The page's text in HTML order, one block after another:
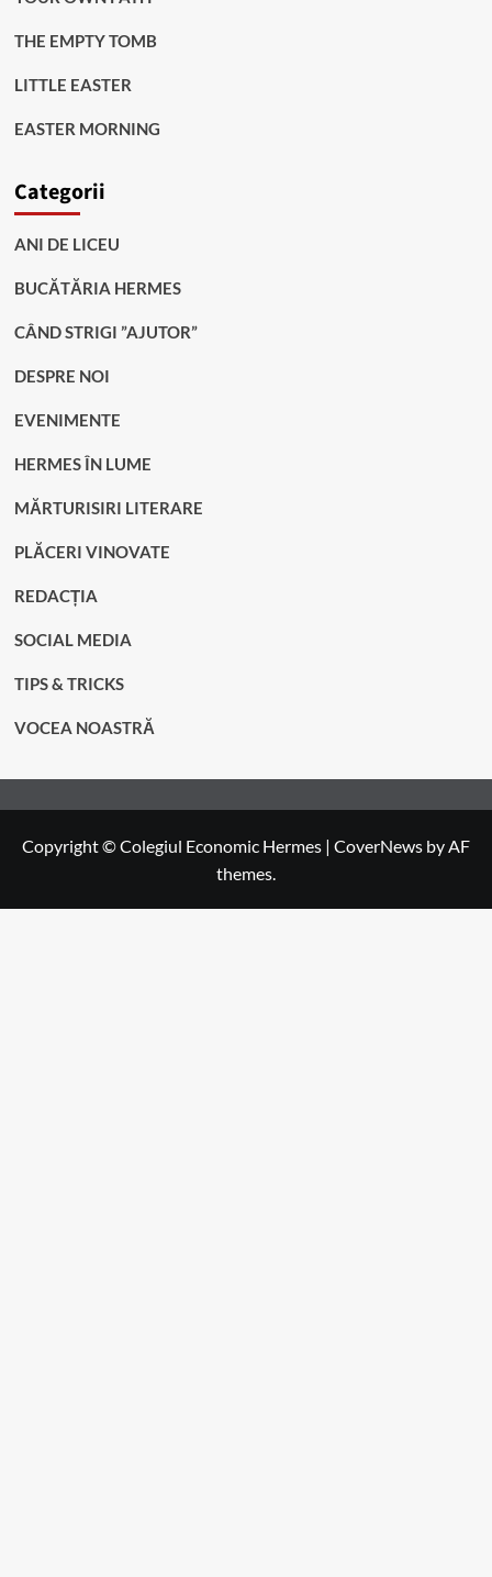
THE EMPTY TOMB
LITTLE EASTER
EASTER MORNING
Categorii
ANI DE LICEU
BUCĂTĂRIA HERMES
CÂND STRIGI ”AJUTOR”
DESPRE NOI
EVENIMENTE
HERMES ÎN LUME
MĂRTURISIRI LITERARE
PLĂCERI VINOVATE
REDACȚIA
SOCIAL MEDIA
TIPS & TRICKS
VOCEA NOASTRĂ
Copyright © Colegiul Economic Hermes | CoverNews by AF
themes.